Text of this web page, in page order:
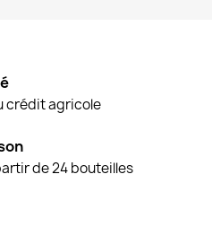
crédit agricole
de 24 bouteilles